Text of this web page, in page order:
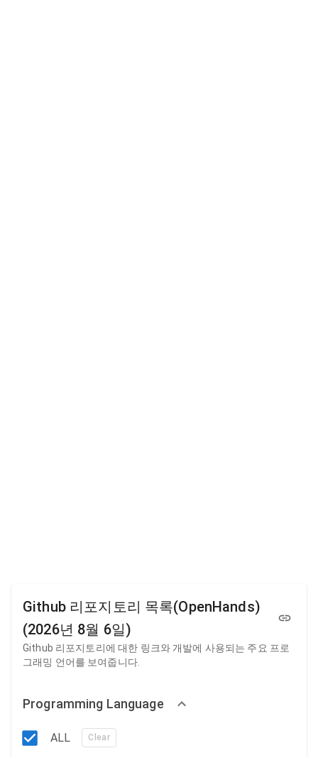
Github 리포지토리 목록(OpenHands)
(2026년 8월 6일)
Github 리포지토리에 대한 링크와 개발에 사용되는 주요 프로
그래밍 언어를 보여줍니다.
Programming Language
ALL Clear